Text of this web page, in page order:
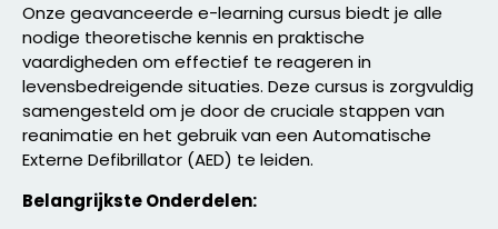
Onze geavanceerde e-learning cursus biedt je alle
nodige theoretische kennis en praktische
vaardigheden om effectief te reageren in
levensbedreigende situaties. Deze cursus is zorgvuldig
samengesteld om je door de cruciale stappen van
reanimatie en het gebruik van een Automatische
Externe Defibrillator (AED) te leiden.
Belangrijkste Onderdelen: